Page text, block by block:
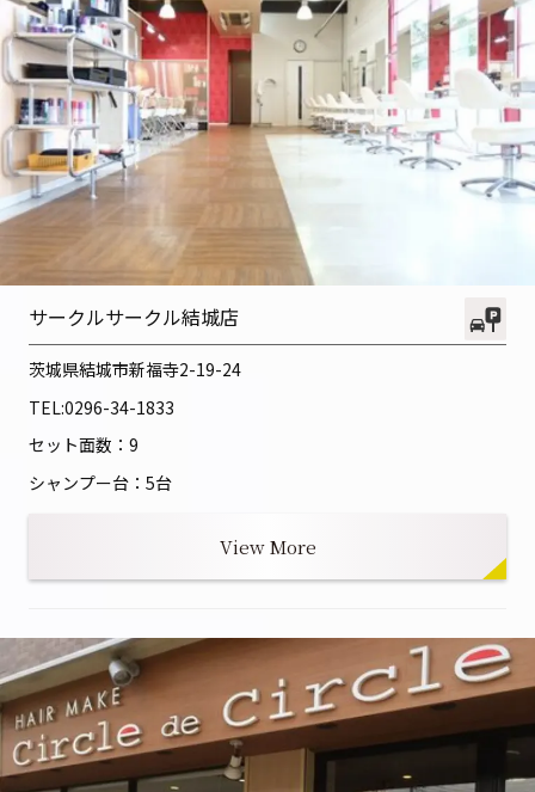
サークルサークル結城店
茨城県結城市新福寺2-19-24
TEL:0296-34-1833
セット面数：9
シャンプー台：5台
View More